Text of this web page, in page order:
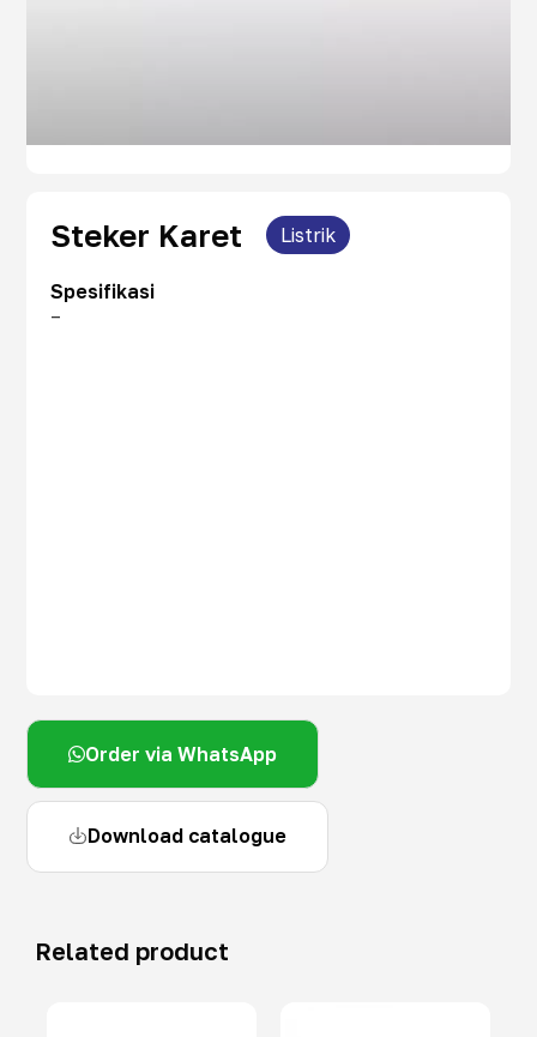
Steker Karet Listrik
Spesifikasi
–
Order via WhatsApp
Download catalogue
Related product